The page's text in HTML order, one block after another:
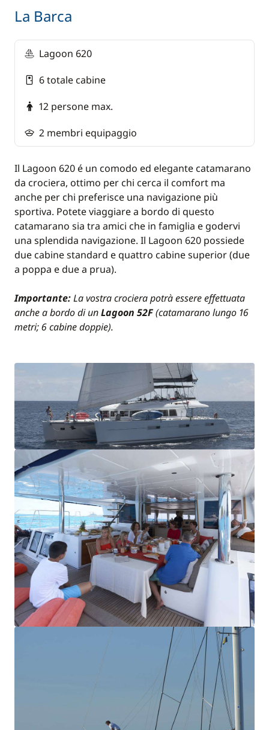
Supplemento cabina superior (nella parte
partire da gennaio 2027
Wifi (25 GB/giorno): 30 €/cabina
Modulo d'immigrazione da compilare almeno 3
12 anni
IMPORTANTE:Penalità per qualsiasi ritardo
nell'invio dei documenti (passaporto,
contratto...) a meno di 10 giorni prima della
partenza: € 150/ cabina (da pagare in loco).
La Barca
Lagoon 620
6 totale cabine
12 persone max.
2 membri equipaggio
Il Lagoon 620 é un comodo ed elegante catamarano
da crociera, ottimo per chi cerca il comfort ma
anche per chi preferisce una navigazione più
sportiva. Potete viaggiare a bordo di questo
catamarano sia tra amici che in famiglia e godervi
una splendida navigazione. Il Lagoon 620 possiede
due cabine standard e quattro cabine superior (due
a poppa e due a prua).
Importante:La vostra crociera potrà essere effettuata
anche a bordo di unLagoon 52F(catamarano lungo 16
metri; 6 cabine doppie).